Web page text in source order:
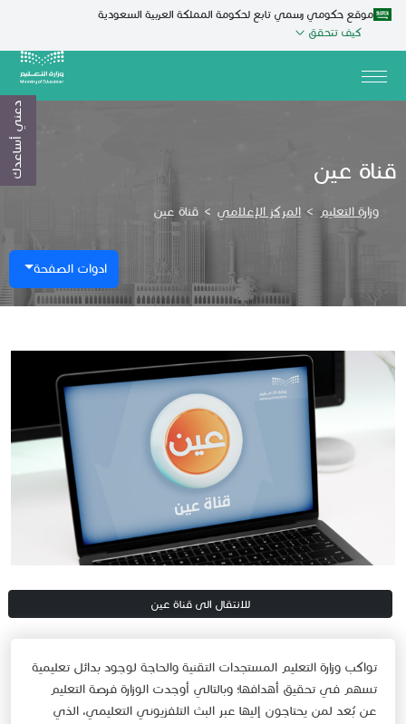
موقع حكومي رسمي تابع لحكومة المملكة العربية السعودية
كيف تتحقق
قناة عين
وزارة التعليم > المركز الإعلامي > قناة عين
ادوات الصفحة
للا​نتقال الى قناة عين​
تواكب وزارة التعليم المستجدات التقنية والحاجة لوجود بدائل تعليمية
تسهم في تحقيق أهدافها؛ وبالتالي أوجدت الوزارة فرصة التعليم
عن بُعد لمن يحتاجون إليها عبر البث التلفزيوني التعليمي، الذي
دعني أساعدك